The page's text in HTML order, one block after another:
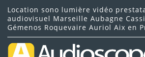
Location sono lumière vidéo
audiovisuel Marseille Aubagne
Gémenos Roquevaire Auriol Aix en